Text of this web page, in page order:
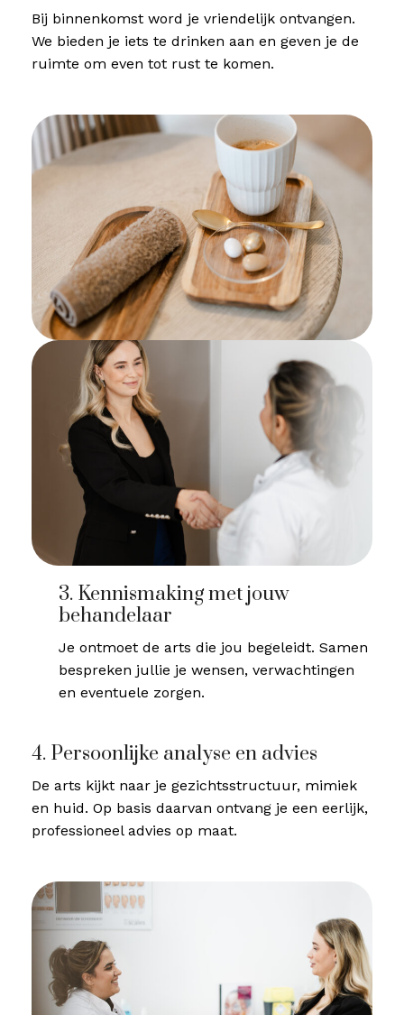
Bij binnenkomst word je vriendelijk ontvangen.
We bieden je iets te drinken aan en geven je de
ruimte om even tot rust te komen.
3. Kennismaking met jouw
behandelaar
Je ontmoet de arts die jou begeleidt. Samen
bespreken jullie je wensen, verwachtingen
en eventuele zorgen.
4. Persoonlijke analyse en advies
De arts kijkt naar je gezichtsstructuur, mimiek
en huid. Op basis daarvan ontvang je een eerlijk,
professioneel advies op maat.